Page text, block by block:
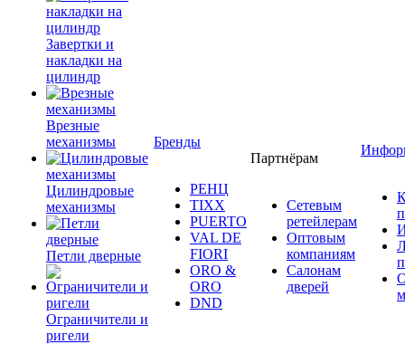
Завертки и
накладки на
цилиндр
Врезные
механизмы
Цилиндровые
механизмы
Петли дверные
Ограничители и
ригели
Бренды
РЕНЦ
TIXX
PUERTO
VAL DE
FIORI
ORO &
ORO
DND
Партнёрам
Сетевым
ретейлерам
Оптовым
компаниям
Салонам
дверей